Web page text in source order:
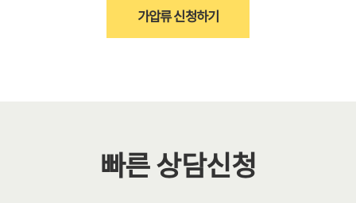
가압류 신청하기
빠른 상담신청